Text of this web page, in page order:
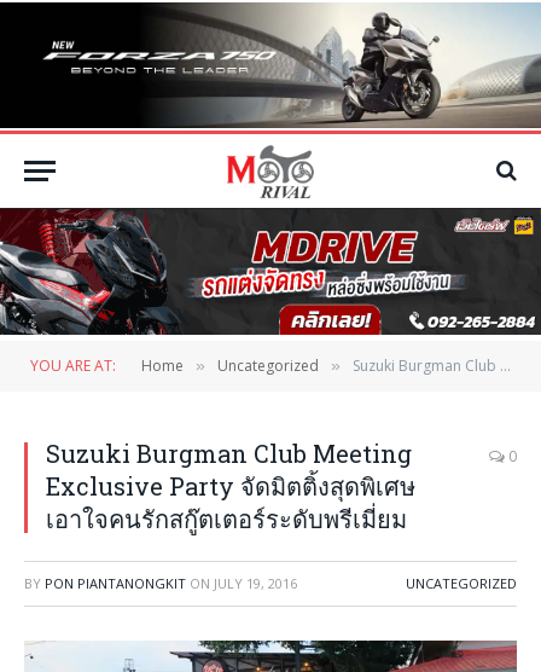
YOU ARE AT: Home » Uncategorized » Suzuki Burgman Club Meeting Exclusive Party จัดมิตติ้งสุดพิเศษเอาใจคนรักสกู๊ตเตอร์ระดับพรีเมี่ยม
Suzuki Burgman Club Meeting
Exclusive Party จัดมิตติ้งสุดพิเศษ
เอาใจคนรักสกู๊ตเตอร์ระดับพรีเมี่ยม
0
BY PON PIANTANONGKIT ON JULY 19, 2016 UNCATEGORIZED